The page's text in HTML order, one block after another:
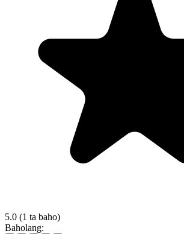
5.0 (1 ta baho)
Baholang: